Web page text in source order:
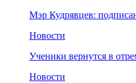
Мэр Кудрявцев:
Новости
Ученики вернутся в
Новости